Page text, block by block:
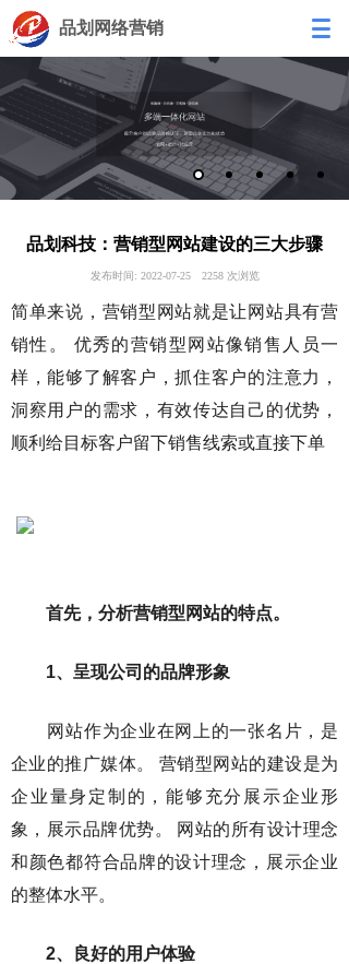
品划网络营销
品划科技：营销型网站建设的三大步骤
发布时间: 2022-07-25 2258 次浏览
简单来说，营销型网站就是让网站具有营
销性。 优秀的营销型网站像销售人员一
样，能够了解客户，抓住客户的注意力，
洞察用户的需求，有效传达自己的优势，
顺利给目标客户留下销售线索或直接下单
首先，分析营销型网站的特点。
1、呈现公司的品牌形象
网站作为企业在网上的一张名片，是
企业的推广媒体。 营销型网站的建设是为
企业量身定制的，能够充分展示企业形
象，展示品牌优势。 网站的所有设计理念
和颜色都符合品牌的设计理念，展示企业
的整体水平。
2、良好的用户体验